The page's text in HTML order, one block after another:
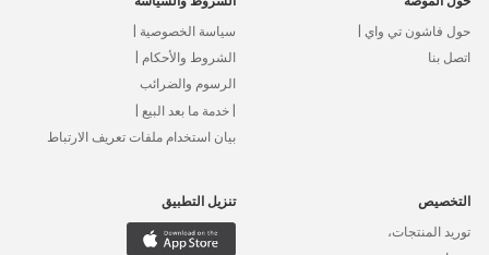
حول فاشون تي واي |
اتصل بنا
سياسة الخصوصية |
الشروط والأحكام |
الرسوم والضرائب
| خدمة ما بعد البيع |
بيان استخدام ملفات تعريف الارتباط
التخصيص
توريد المنتجات،
تنزيل التطبيق